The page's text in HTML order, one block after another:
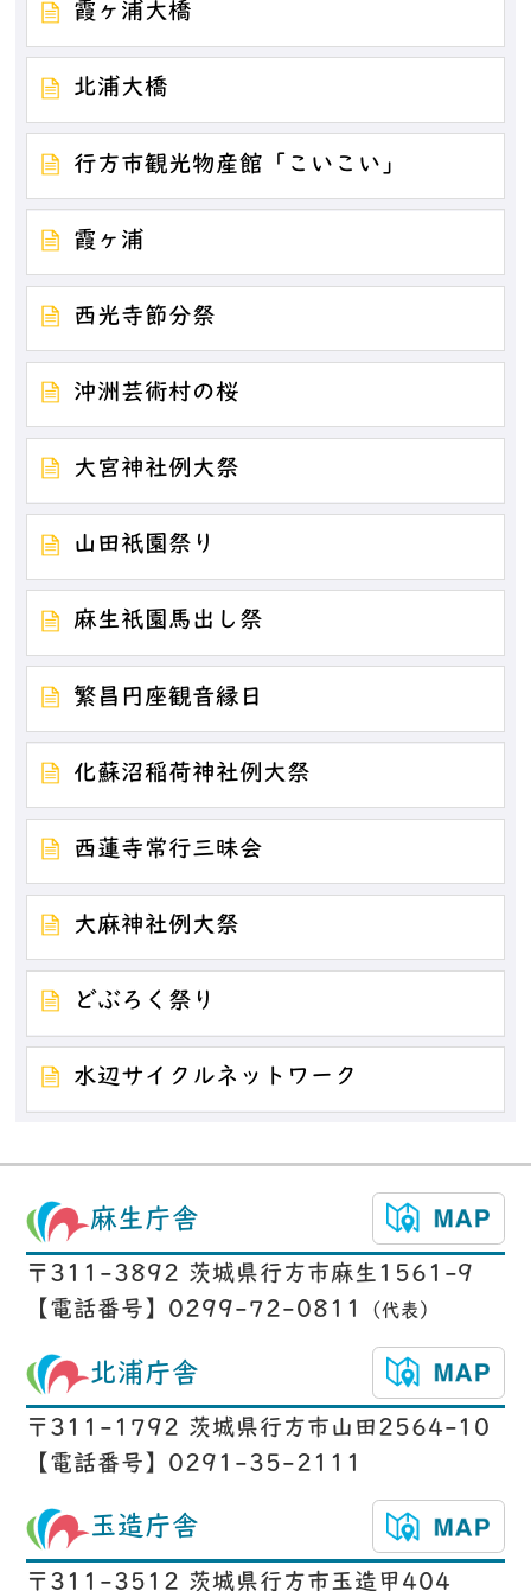
霞ヶ浦大橋
北浦大橋
行方市観光物産館「こいこい」
霞ヶ浦
西光寺節分祭
沖洲芸術村の桜
大宮神社例大祭
山田祇園祭り
麻生祇園馬出し祭
繁昌円座観音縁日
化蘇沼稲荷神社例大祭
西蓮寺常行三昧会
大麻神社例大祭
どぶろく祭り
水辺サイクルネットワーク
麻生庁舎
〒311-3892 茨城県行方市麻生1561-9
【電話番号】0299-72-0811
（代表）
北浦庁舎
〒311-1792 茨城県行方市山田2564-10
【電話番号】0291-35-2111
玉造庁舎
〒311-3512 茨城県行方市玉造甲404